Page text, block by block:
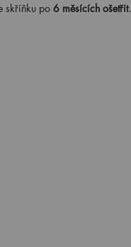
skříňku po 6 měsících ošetřit.